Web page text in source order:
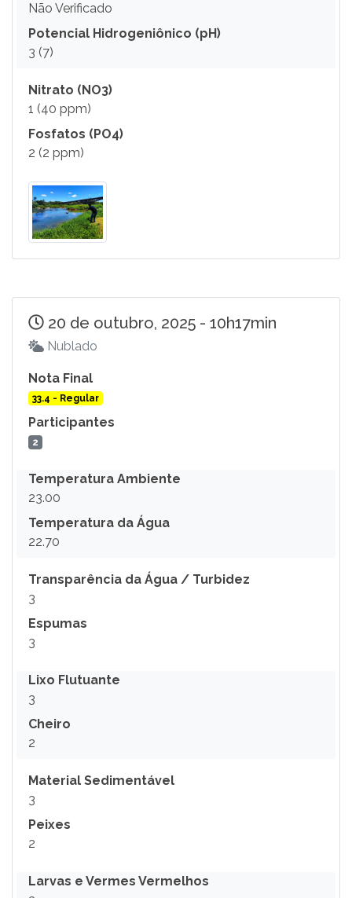
Não Verificado
Potencial Hidrogeniônico (pH)
3 (7)
Nitrato (NO3)
1 (40 ppm)
Fosfatos (PO4)
2 (2 ppm)
20 de outubro, 2025 - 10h17min
Nublado
Nota Final
33.4 - Regular
Participantes
2
Temperatura Ambiente
23.00
Temperatura da Água
22.70
Transparência da Água / Turbidez
3
Espumas
3
Lixo Flutuante
3
Cheiro
2
Material Sedimentável
3
Peixes
2
Larvas e Vermes Vermelhos